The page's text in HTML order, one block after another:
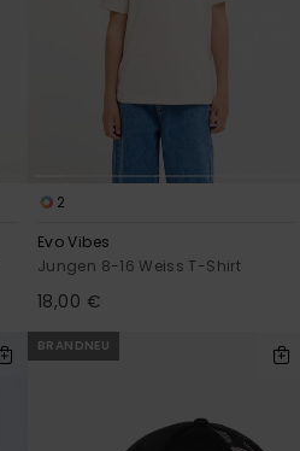
2
Evo Vibes
Jungen 8-16 Weiss T-Shirt
18,00 €
BRANDNEU